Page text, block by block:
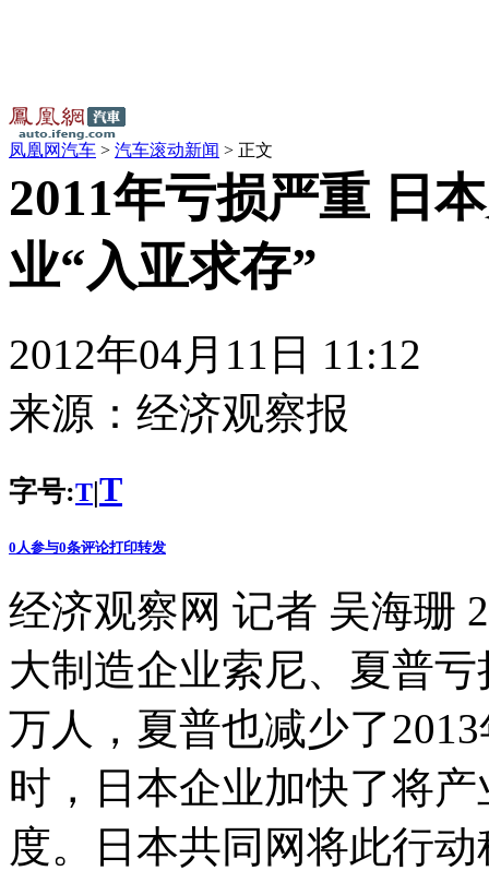
凤凰网汽车 > 汽车滚动新闻 > 正文
2011年亏损严重 日
业“入亚求存”
2012年04月11日 11:12
来源： 经济观察报
字号:T|T
0 人参与0条评论打印转发
经济观察网 记者 吴海珊
大制造企业索尼、夏普
万人，夏普也减少了
时，日本企业加快了将
度。日本共同网将此行